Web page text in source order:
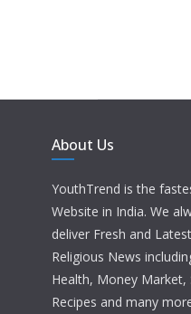
About Us
YouthTrend is the
Website in India. We
deliver Fresh and
Religious News
Health, Money Market,
Recipes and many